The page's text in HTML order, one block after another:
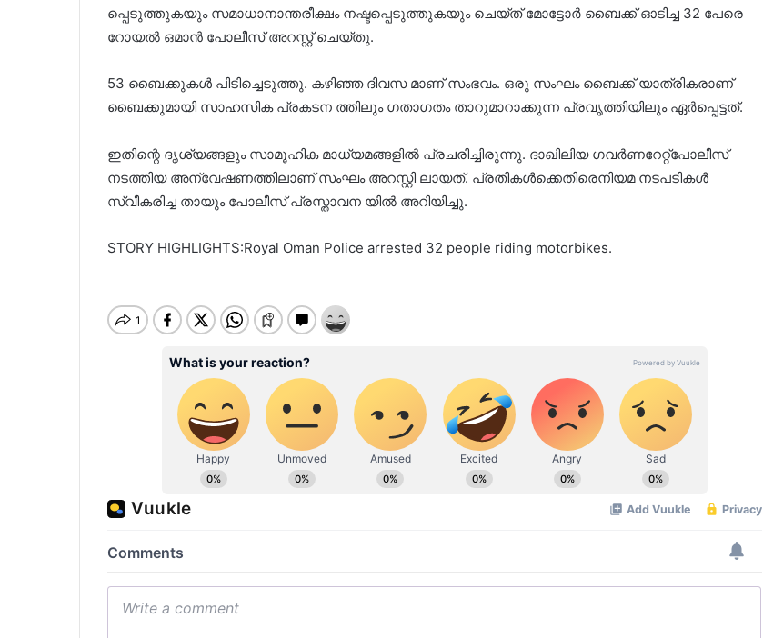
പ്പെടുത്തുകയും സമാധാനാന്തരീക്ഷം നഷ്ടപ്പെടുത്തുകയും ചെയ്ത‌്‌ മോട്ടോർ ബൈക്ക് ഓടിച്ച 32 പേരെ
റോയൽ ഒമാൻ പോലീസ് അറസ്റ്റ് ചെയ്തു.
53 ബൈക്കുകൾ പിടിച്ചെടുത്തു. കഴിഞ്ഞ ദിവസ മാണ് സംഭവം. ഒരു സംഘം ബൈക്ക് യാത്രികരാണ്
ബൈക്കുമായി സാഹസിക പ്രകടന ത്തിലും ഗതാഗതം താറുമാറാക്കുന്ന പ്രവൃത്തിയിലും ഏർപ്പെട്ടത്.
ഇതിന്റെ ദൃശ്യങ്ങളും സാമൂഹിക മാധ്യമങ്ങളിൽ പ്രചരിച്ചിരുന്നു. ദാഖിലിയ ഗവർണറേറ്റ്പോലീസ്
നടത്തിയ അന്വേഷണത്തിലാണ് സംഘം അറസ്റ്റി ലായത്. പ്രതികൾക്കെതിരെനിയമ നടപടികൾ
സ്വീകരിച്ച തായും പോലീസ് പ്രസ്താവന യിൽ അറിയിച്ചു.
STORY HIGHLIGHTS:Royal Oman Police arrested 32 people riding motorbikes.